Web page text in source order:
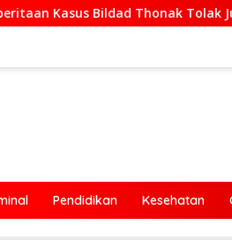
Tolak Jurnalisme Tendensius
Pendidikan Kesehatan